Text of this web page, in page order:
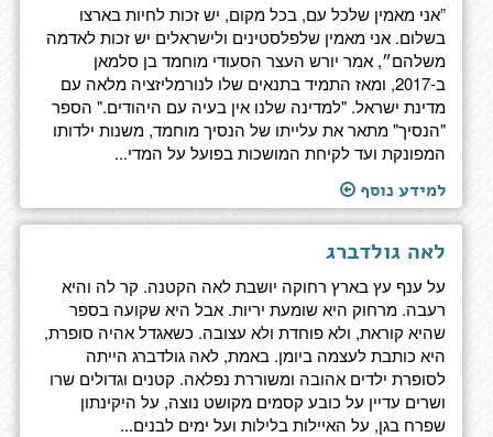
”אני מאמין שלכל עם, בכל מקום, יש זכות לחיות בארצו
בשלום. אני מאמין שלפלסטינים ולישראלים יש זכות לאדמה
משלהם״, אמר יורש העצר הסעודי מוחמד בן סלמאן
ב-2017, ומאז התמיד בתנאים שלו לנורמליזציה מלאה עם
מדינת ישראל. "למדינה שלנו אין בעיה עם היהודים." הספר
"הנסיך" מתאר את עלייתו של הנסיך מוחמד, משנות ילדותו
המפונקת ועד לקיחת המושכות בפועל על המדי...
למידע נוסף
לאה גולדברג
על ענף עץ בארץ רחוקה יושבת לאה הקטנה. קר לה והיא
רעבה. מרחוק היא שומעת יריות. אבל היא שקועה בספר
שהיא קוראת, ולא פוחדת ולא עצובה. כשאגדל אהיה סופרת,
היא כותבת לעצמה ביומן. באמת, לאה גולדברג הייתה
לסופרת ילדים אהובה ומשוררת נפלאה. קטנים וגדולים שרו
ושרים עדיין על כובע קסמים מקושט נוצה, על היקינתון
שפרח בגן, על האיילות בלילות ועל ימים לבנים...